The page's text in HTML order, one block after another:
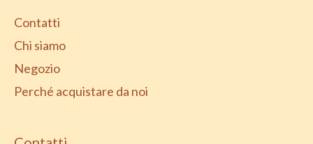
Contatti
Chi siamo
Negozio
Perché acquistare da noi